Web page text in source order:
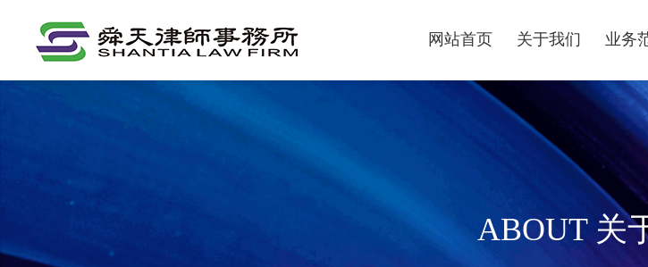
网站首页 关于我们 业务
ABOUT 关